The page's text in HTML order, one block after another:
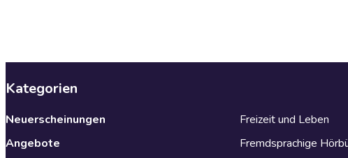
Kategorien
Neuerscheinungen
Angebote
Freizeit und Leben
Fremdsprachige